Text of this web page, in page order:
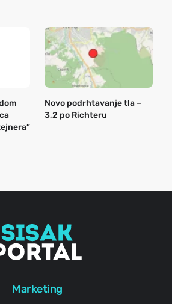
Novo podrhtavanje tla –
3,2 po Richteru
Marketing